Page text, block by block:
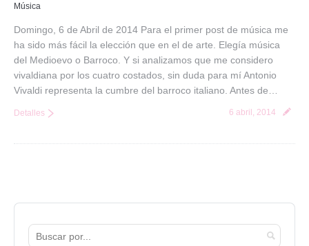
Música
Domingo, 6 de Abril de 2014 Para el primer post de música me
ha sido más fácil la elección que en el de arte. Elegía música
del Medioevo o Barroco. Y si analizamos que me considero
vivaldiana por los cuatro costados, sin duda para mí Antonio
Vivaldi representa la cumbre del barroco italiano. Antes de…
6 abril, 2014
Detalles